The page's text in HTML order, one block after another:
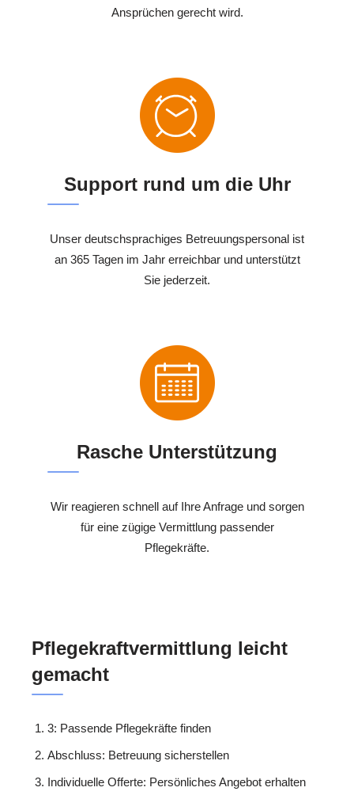
Ansprüchen gerecht wird.
Support rund um die Uhr
Unser deutschsprachiges Betreuungspersonal ist
an 365 Tagen im Jahr erreichbar und unterstützt
Sie jederzeit.
Rasche Unterstützung
Wir reagieren schnell auf Ihre Anfrage und sorgen
für eine zügige Vermittlung passender
Pflegekräfte.
Pflegekraftvermittlung leicht
gemacht
3: Passende Pflegekräfte finden
Abschluss: Betreuung sicherstellen
Individuelle Offerte: Persönliches Angebot erhalten